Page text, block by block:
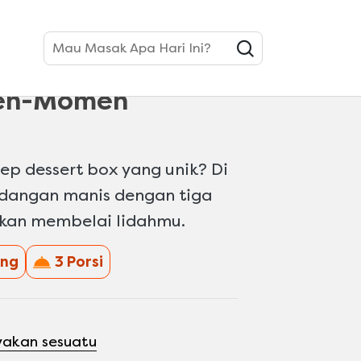
Mau Masak Apa Hari Ini?
Box Teh Tarik
Momen
dessert box yang unik? Di
manis dengan tiga
membelai lidahmu.
3 Porsi
sesuatu